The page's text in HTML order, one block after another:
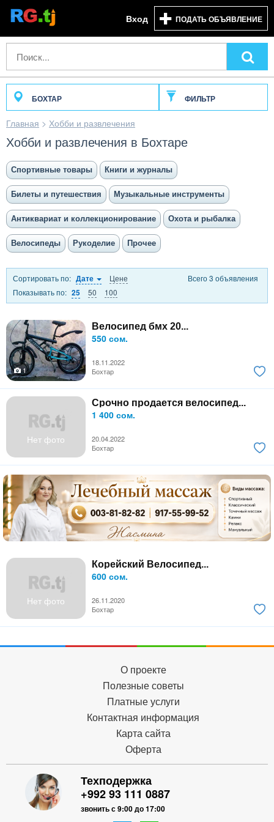
Вход ПОДАТЬ ОБЪЯВЛЕНИЕ
БОХТАР ФИЛЬТР
Главная > Хобби и развлечения
Хобби и развлечения в Бохтаре
Спортивные товары Книги и журналы
Билеты и путешествия Музыкальные инструменты
Антиквариат и коллекционирование Охота и рыбалка
Велосипеды Рукоделие Прочее
Сортировать по: Дате
Цене
Показывать по: 25 50 100
Всего 3 объявления
Велосипед бмх 20...
550 сом.
18.11.2022
1
Бохтар
Нет фото
Срочно продается велосипед...
1 400 сом.
20.04.2022
Бохтар
Нет фото
Корейский Велосипед...
600 сом.
26.11.2020
Бохтар
О проекте
Полезные советы
Платные услуги
Контактная информация
Карта сайта
Оферта
Техподержка
+992 93 111 0887
звонить с 9:00 до 17:00